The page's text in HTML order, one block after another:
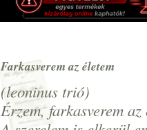
Farkasverem az életem
(leoninus trió)
Érzem, farkasverem